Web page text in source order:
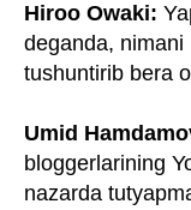
Hiroo Owaki:
deganda, nimani
tushuntirib bera
Umid
bloggerlarining
nazarda